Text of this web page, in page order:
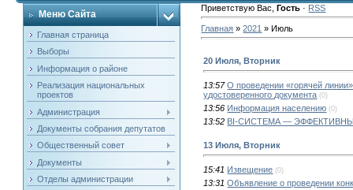
Меню Сайта
Главная страница
Выборы
Информация о районе
Реализация национальных
проектов
Администрация
Документы собрания депутатов
Общественный совет
Документы
Отделы администрации
Приветствую Вас ,Гость · RSS
Главная »2021 » Июль
20 Июля, Вторник
13:57 О проведении «горячей
удостоверенного документа (0)
13:56 Информация населению (0)
13:52 BI-СИСТЕМА —
13 Июля, Вторник
15:41 Извещение (0)
13:31 Объявление о проведении